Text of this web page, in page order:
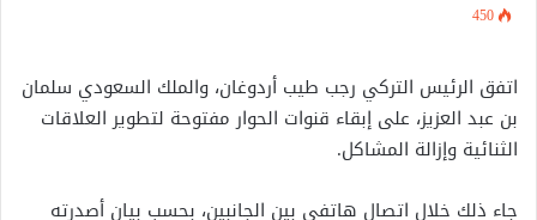
450
اتفق الرئيس التركي رجب طيب أردوغان، والملك السعودي سلمان
بن عبد العزيز، على إبقاء قنوات الحوار مفتوحة لتطوير العلاقات
الثنائية وإزالة المشاكل.
جاء ذلك خلال اتصال هاتفي بين الجانبين، بحسب بيان أصدرته